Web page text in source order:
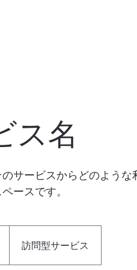
ス名
サービスからどのような
ースです。
訪問型サービス